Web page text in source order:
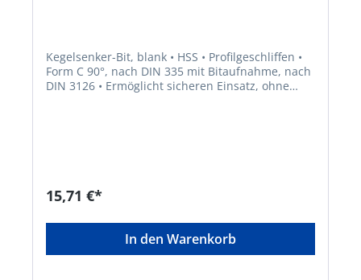
Kegelsenker-Bit, blank • HSS • Profilgeschliffen •
Form C 90°, nach DIN 335 mit Bitaufnahme, nach
DIN 3126 • Ermöglicht sicheren Einsatz, ohne
15,71 €*
In den Warenkorb